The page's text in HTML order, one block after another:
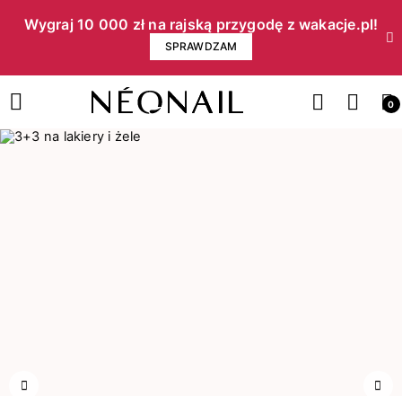
Wygraj 10 000 zł na rajską przygodę z wakacje.pl!​
SPRAWDZAM
0